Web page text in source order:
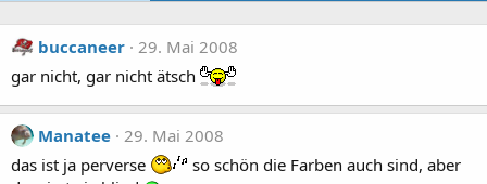
buccaneer
29. Mai 2008
gar nicht, gar nicht ätsch
Manatee
29. Mai 2008
das ist ja perverse
so schön die Farben auch sind, aber